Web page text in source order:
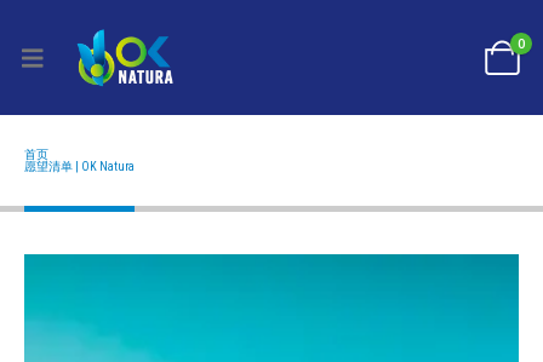
0
首页
愿望清单 | OK Natura